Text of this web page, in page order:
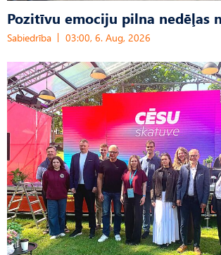
Pozitīvu emociju pilna nedēļas
Sabiedrība 03:00, 6. Aug, 2026